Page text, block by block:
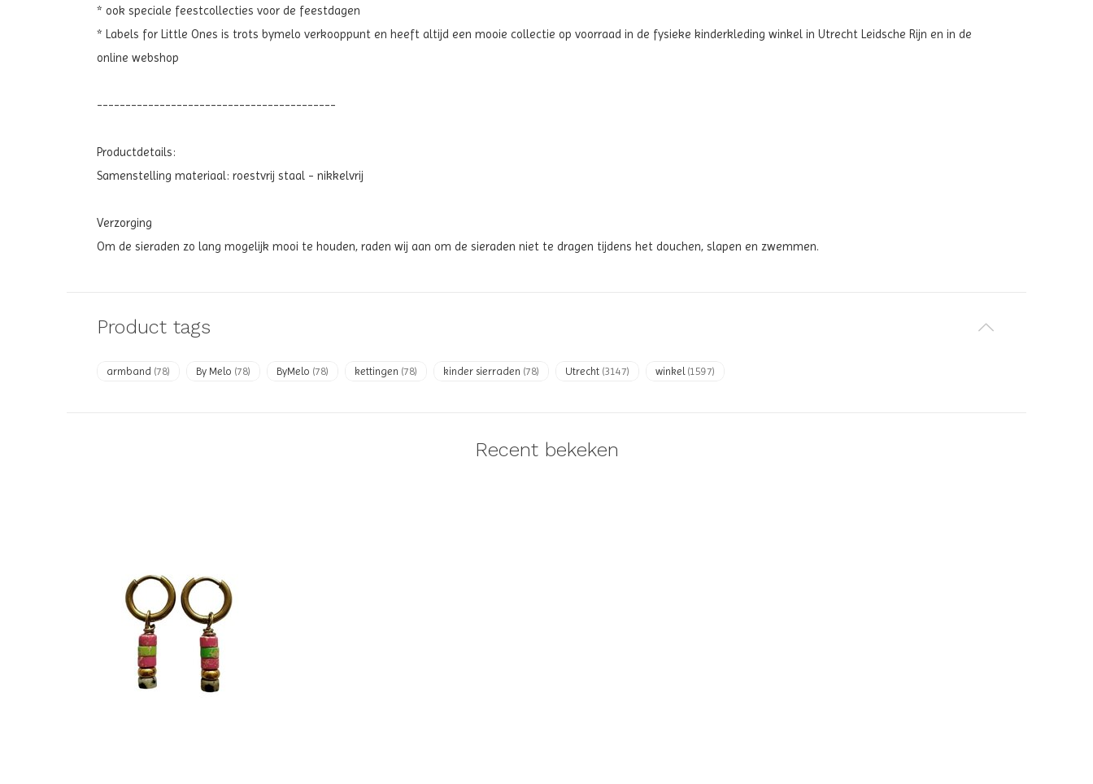
* ook speciale feestcollecties voor de feestdagen
* Labels for Little Ones is trots bymelo verkooppunt en heeft altijd een mooie collectie op voorraad in de fysieke kinderkleding winkel in Utrecht Leidsche Rijn en in de
online webshop
------------------------------------------
Productdetails:
Samenstelling materiaal: roestvrij staal - nikkelvrij
Verzorging
Om de sieraden zo lang mogelijk mooi te houden, raden wij aan om de sieraden niet te dragen tijdens het douchen, slapen en zwemmen.
Product tags
armband (78) By Melo (78) ByMelo (78) kettingen (78) kinder sierraden (78) Utrecht (3147) winkel (1597)
Recent bekeken